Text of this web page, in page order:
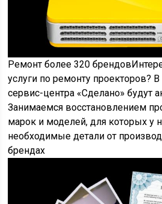
Ремонт более 320
услуги по ремонту проекторов? В
сервис-центра «Сделано» будут
Занимаемся восстановлением
марок и моделей, для которых у
необходимые детали от
брендах